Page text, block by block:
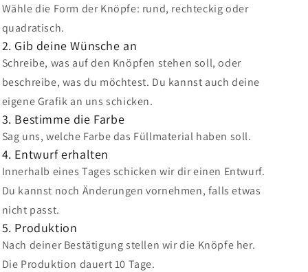
Wähle die Form der Knöpfe: rund, rechteckig oder
quadratisch.
2. Gib deine Wünsche an
Schreibe, was auf den Knöpfen stehen soll, oder
beschreibe, was du möchtest. Du kannst auch deine
eigene Grafik an uns schicken.
3. Bestimme die Farbe
Sag uns, welche Farbe das Füllmaterial haben soll.
4. Entwurf erhalten
Innerhalb eines Tages schicken wir dir einen Entwurf.
Du kannst noch Änderungen vornehmen, falls etwas
nicht passt.
5. Produktion
Nach deiner Bestätigung stellen wir die Knöpfe her.
Die Produktion dauert 10 Tage.